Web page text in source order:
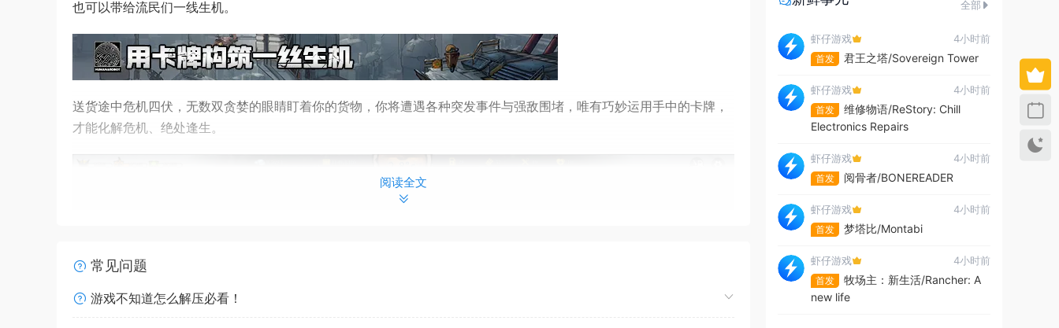
也可以带给流民们一线生机。
送货途中危机四伏，无数双贪婪的眼睛盯着你的货物，你将遭遇各种突发事件与强敌围堵，唯有巧妙运用手中的卡牌，
才能化解危机、绝处逢生。
阅读全文
常见问题
游戏不知道怎么解压必看！
全部
虾仔游戏 4小时前
首发 君王之塔/Sovereign Tower
虾仔游戏 4小时前
首发
维修物语/ReStory: Chill
Electronics Repairs
虾仔游戏 4小时前
首发 阅骨者/BONEREADER
虾仔游戏 4小时前
首发 梦塔比/Montabi
虾仔游戏 4小时前
首发
牧场主：新生活/Rancher: A
new life